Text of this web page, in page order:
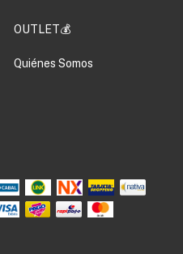
OUTLET💰
Quiénes Somos